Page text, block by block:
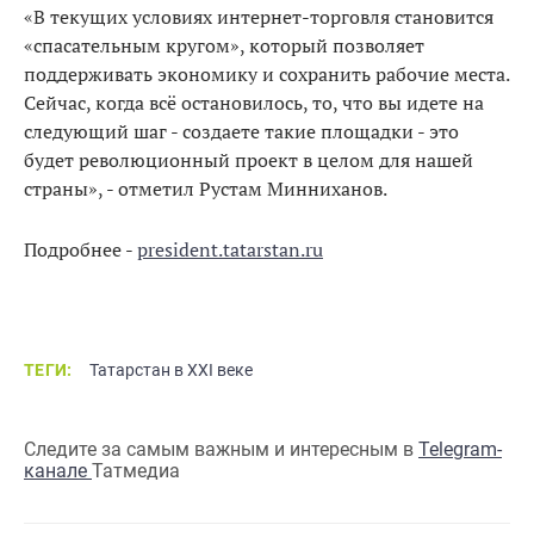
«В текущих условиях интернет-торговля становится
«спасательным кругом», который позволяет
поддерживать экономику и сохранить рабочие места.
Сейчас, когда всё остановилось, то, что вы идете на
следующий шаг - создаете такие площадки - это
будет революционный проект в целом для нашей
страны», - отметил Рустам Минниханов.
Подробнее -president.tatarstan.ru
ТЕГИ: Татарстан в XXI веке
Следите за самым важным и интересным в Telegram-
канале Татмедиа